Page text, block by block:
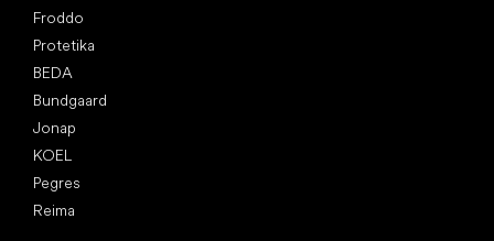
Froddo
Protetika
BEDA
Bundgaard
Jonap
KOEL
Pegres
Reima